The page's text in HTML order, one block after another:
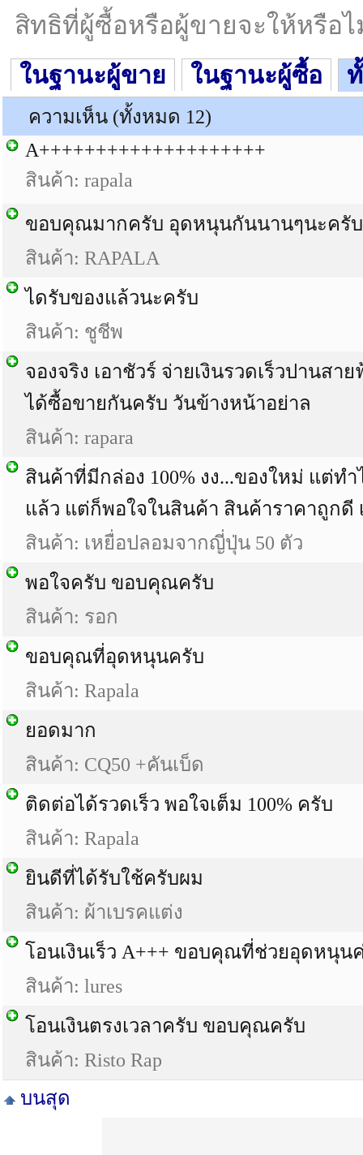
สิทธิที่ผู้ซื้อหรือผู้ขายจะให้หรือไ
ในฐานะผู้ขาย ในฐานะผู้ซื้อ
ความเห็น (ทั้งหมด 12)
A++++++++++++++++++++
สินค้า: rapala
ขอบคุณมากครับ อุดหนุนกันนานๆนะครับ
สินค้า: RAPALA
ไดรับของแล้วนะครับ
สินค้า: ชูชีพ
จองจริง เอาชัวร์ จ่ายเงินรวดเร็วปานสา
ได้ซื้อขายกันครับ วันข้างหน้าอย่าล
สินค้า: rapara
สินค้าที่มีกล่อง 100% งง...ของใหม่ แต่ท
แล้ว แต่ก็พอใจในสินค้า สินค้าราคาถูกดี
สินค้า: เหยื่อปลอมจากญี่ปุ่น 50 ตัว
พอใจครับ ขอบคุณครับ
สินค้า: รอก
ขอบคุณที่อุดหนุนครับ
สินค้า: Rapala
ยอดมาก
สินค้า: CQ50 +คันเบ็ด
ติดต่อได้รวดเร็ว พอใจเต็ม 100% ครับ
สินค้า: Rapala
ยินดีที่ได้รับใช้ครับผม
สินค้า: ผ้าเบรคแต่ง
โอนเงินเร็ว A+++ ขอบคุณที่ช่วยอุดหนุน
สินค้า: lures
โอนเงินตรงเวลาครับ ขอบคุณครับ
สินค้า: Risto Rap
บนสุด